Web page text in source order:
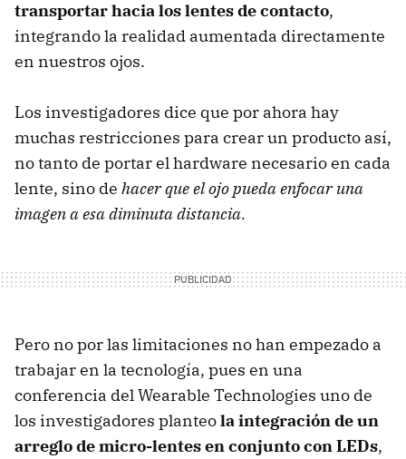
transportar hacia los lentes de contacto,
integrando la realidad aumentada directamente
en nuestros ojos.
Los investigadores dice que por ahora hay
muchas restricciones para crear un producto así,
no tanto de portar el hardware necesario en cada
lente, sino de hacer que el ojo pueda enfocar una
imagen a esa diminuta distancia.
Pero no por las limitaciones no han empezado a
trabajar en la tecnología, pues en una
conferencia del Wearable Technologies uno de
los investigadores planteola integración de un
arreglo de micro-lentes en conjunto con LEDs,